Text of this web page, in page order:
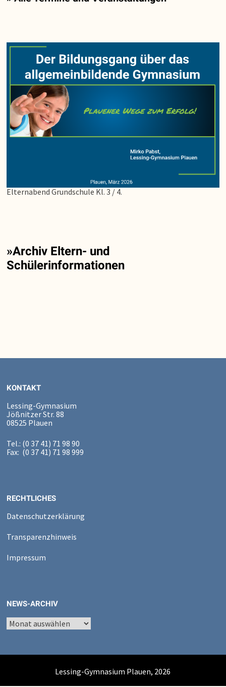
Elternabend Grundschule Kl. 3 / 4.
»Archiv Eltern- und
Schülerinformationen
KONTAKT
Lessing-Gymnasium
Jößnitzer Str. 88
08525 Plauen
Tel.: (0 37 41) 71 98 90
Fax: (0 37 41) 71 98 999
RECHTLICHES
Datenschutzerklärung
Transparenzhinweis
Impressum
NEWS-ARCHIV
News-
Archiv
Lessing-Gymnasium Plauen, 2026